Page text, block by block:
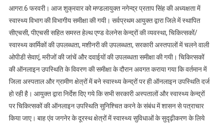
स्वास्थ्य
केन्द्रों
पर
चिकित्सकों
की
ऑनलाइन
उपस्थिति
सुनिश्चित
करेंः
मंडलायुक्त
आगरा.6 फरवरी। आज शुक्रवार को मण्डलायुक्त नगेन्द्र प्रताप सिंह की अध्यक्षता में
स्वास्थ्य विभाग की विभागीय समीक्षा की गयी। सर्वप्रथम आयुक्त द्वारा जिले में स्थापित
सीएचसी, पीएचसी सहित समस्त हेल्थ एण्ड वेलनेस केन्द्रों की व्यवस्था, चिकित्सकों/
स्वास्थ्य कार्मिकों की उपलब्धता, मशीनरी की उपलब्धता, सरकारी अस्तपालों में चलने वाली
ओपीडी सेवाएं, मरीजों की जांचें और दवाईयों की उपलब्धता समीक्षा की गयी। चिकित्सकों
की ऑनलाइन उपस्थिति के विवरण की समीक्षा के दौरान अवगत कराया गया कि वर्तमान में
जिला अस्पताल और ग्रामीण क्षेत्रों में बने स्वास्थ्य केन्द्रों पर ही ऑनलाइन उपस्थिति दर्ज
हो रही है। आयुक्त द्वारा निर्देश दिए गये कि सभी सरकारी अस्पतालों और स्वास्थ्य केन्द्रों
पर चिकित्सकों की ऑनलाइन उपस्थिति सुनिश्चित करने के संबंध में शासन से पत्राचार
किया जाए। बाह एंव जगनेर के दूरस्थ क्षेत्रों में स्वास्थ्य सुविधाओं के सुदृढ़ीकरण के लिये